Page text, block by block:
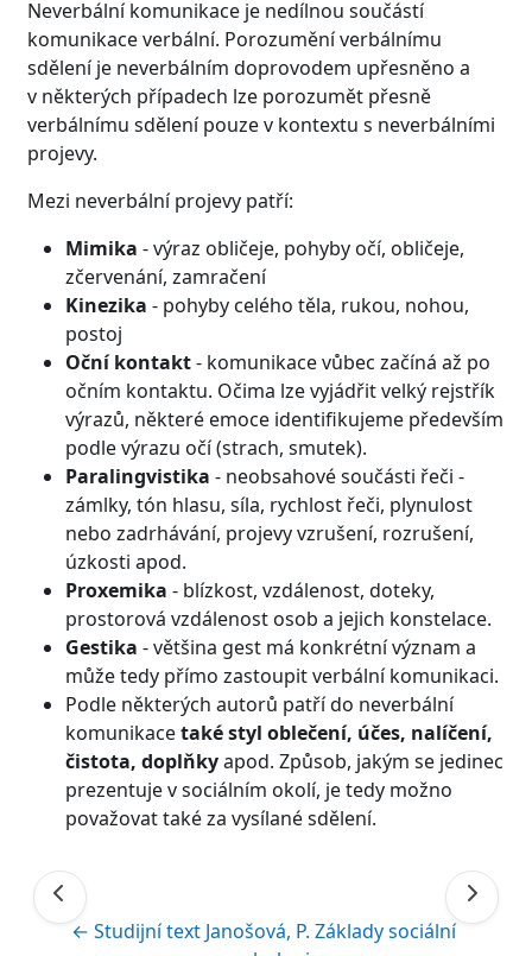
Neverbální komunikace je nedílnou součástí
komunikace verbální. Porozumění verbálnímu
sdělení je neverbálním doprovodem upřesněno a
v některých případech lze porozumět přesně
verbálnímu sdělení pouze v kontextu s neverbálními
projevy.
Mezi neverbální projevy patří:
Mimika - výraz obličeje, pohyby očí, obličeje,
zčervenání, zamračení
Kinezika - pohyby celého těla, rukou, nohou,
postoj
Oční kontakt- komunikace vůbec začíná až po
očním kontaktu. Očima lze vyjádřit velký rejstřík
výrazů, některé emoce identifikujeme především
podle výrazu očí (strach, smutek).
Paralingvistika - neobsahové součásti řeči -
zámlky, tón hlasu, síla, rychlost řeči, plynulost
nebo zadrhávání, projevy vzrušení, rozrušení,
úzkosti apod.
Proxemika - blízkost, vzdálenost, doteky,
prostorová vzdálenost osob a jejich konstelace.
Gestika - většina gest má konkrétní význam a
může tedy přímo zastoupit verbální komunikaci.
Podle některých autorů patří do neverbální
komunikacetaké styl oblečení, účes, nalíčení,
čistota, doplňkyapod. Způsob, jakým se jedinec
prezentuje v sociálním okolí, je tedy možno
považovat také za vysílané sdělení.
← Studijní text Janošová, P. Základy sociální